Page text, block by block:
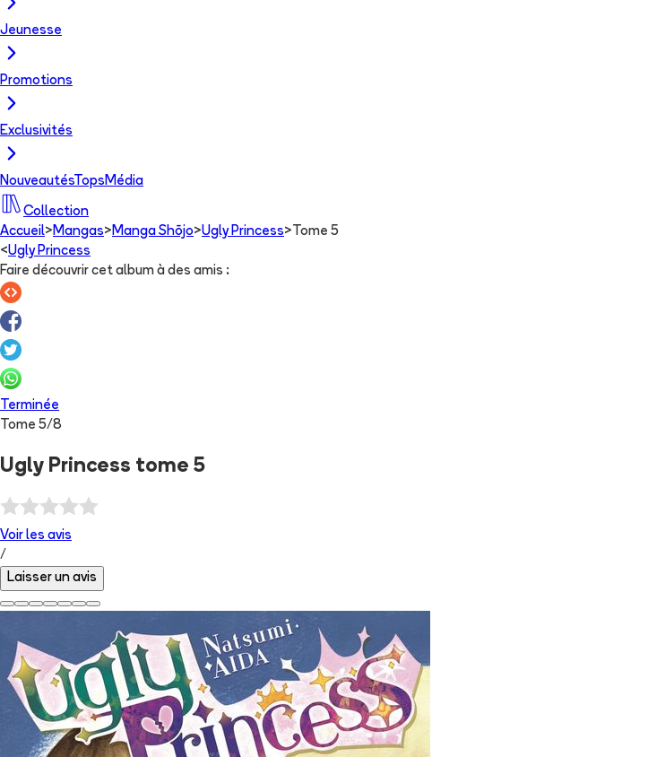
Jeunesse
Promotions
Exclusivités
NouveautésTops Média
Collection
Accueil> Mangas> Manga Shōjo>Ugly Princess> Tome 5
<Ugly Princess
Faire découvrir cet album à des amis :
Terminée
Tome 5/8
Ugly Princess tome 5
Voir les avis
/
Laisser un avis